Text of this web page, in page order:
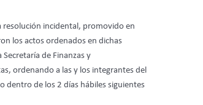
resolución incidental, promovido en
los actos ordenados en dichas
de Finanzas y
ordenando a las y los integrantes del
dentro de los 2 días hábiles siguientes